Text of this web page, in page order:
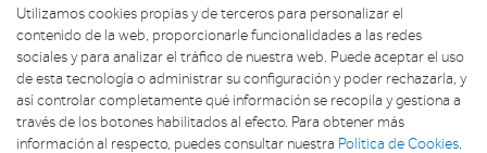
Copyright 2026. BUSCOELECTRO
Utilizamos cookies propias y de terceros para personalizar el
contenido de la web, proporcionarle funcionalidades a las redes
sociales y para analizar el tráfico de nuestra web. Puede aceptar el uso
de esta tecnología o administrar su configuración y poder rechazarla, y
así controlar completamente qué información se recopila y gestiona a
través de los botones habilitados al efecto. Para obtener más
información al respecto, puedes consultar nuestra Política de Cookies.